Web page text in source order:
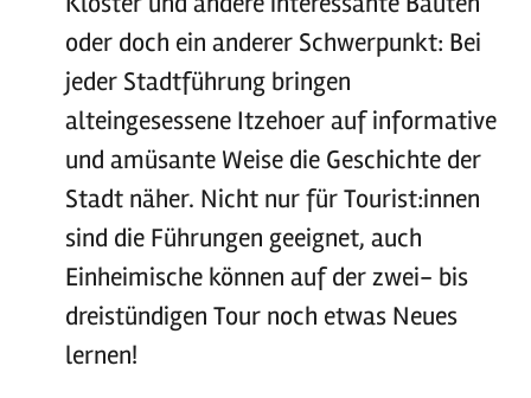
oder doch ein anderer Schwerpunkt: Bei
jeder Stadtführung bringen
alteingesessene Itzehoer auf informative
und amüsante Weise die Geschichte der
Stadt näher. Nicht nur für Tourist:innen
sind die Führungen geeignet, auch
Einheimische können auf der zwei- bis
dreistündigen Tour noch etwas Neues
lernen!